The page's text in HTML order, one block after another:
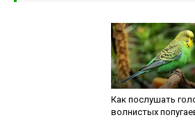
Как послушать
волнистых